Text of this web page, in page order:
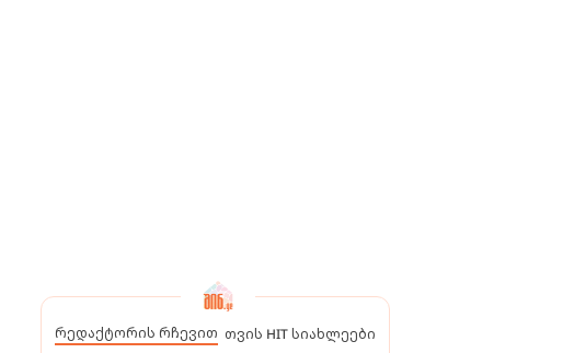
რედაქტორის რჩევით თვის HIT სიახლეები